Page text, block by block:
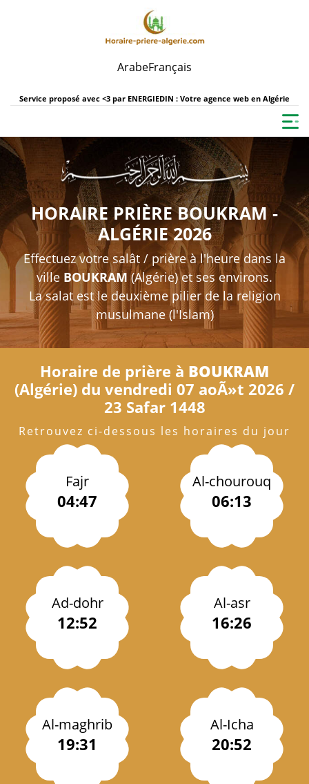
ArabeFrançais
Service proposé avec <3 par ENERGIEDIN : Votre agence web en Algérie
HORAIRE PRIÈRE BOUKRAM -
ALGÉRIE 2026
Effectuez votre salât / prière à l'heure dans la
ville BOUKRAM(Algérie) et ses environs.
La salat est le deuxième pilier de la religion
musulmane (l'Islam)
Horaire de prière à BOUKRAM
(Algérie) du vendredi 07 aoÃ»t 2026 /
23 Safar 1448
Retrouvez ci-dessous les horaires du jour
Fajr
04:47
Al-chourouq
06:13
Ad-dohr
12:52
Al-asr
16:26
Al-maghrib
19:31
Al-Icha
20:52